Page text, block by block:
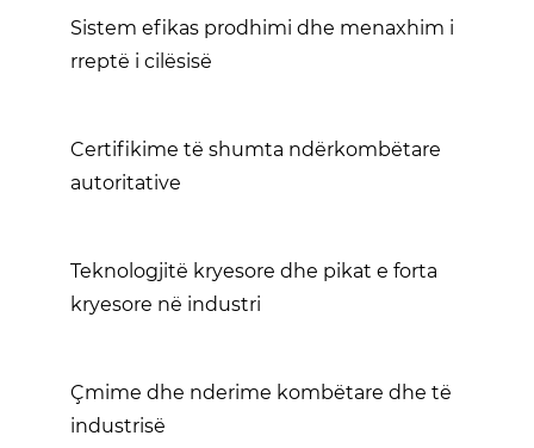
Sistem efikas prodhimi dhe menaxhim i
rreptë i cilësisë
Certifikime të shumta ndërkombëtare
autoritative
Teknologjitë kryesore dhe pikat e forta
kryesore në industri
Çmime dhe nderime kombëtare dhe të
industrisë